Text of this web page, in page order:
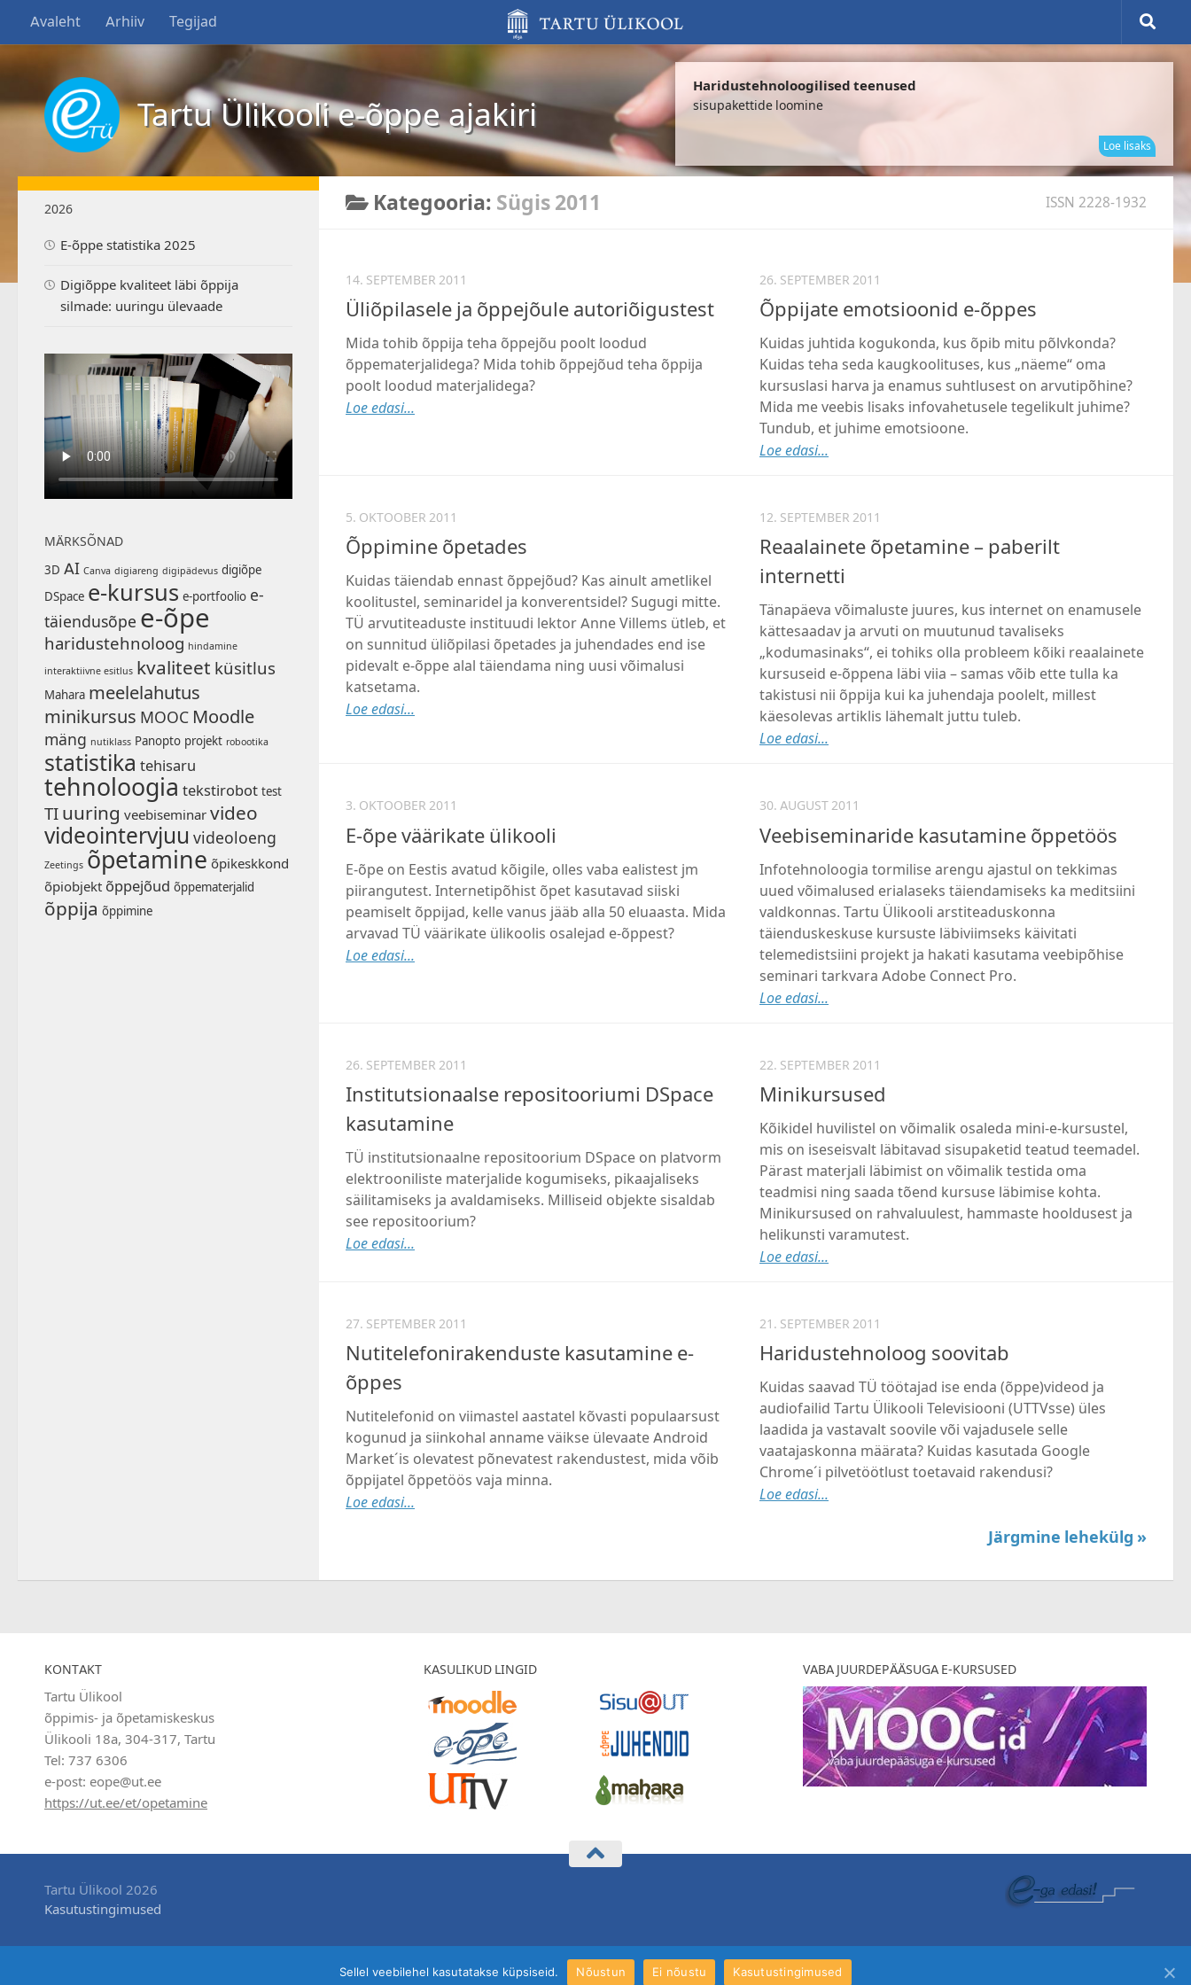
Avaleht Arhiiv Tegijad
Haridustehnoloogilised teenused
sisupakettide loomine
Loe lisaks
Tartu Ülikooli e-õppe ajakiri
ISSN 2228-1932
Kategooria: Sügis 2011
14. SEPTEMBER 2011
Üliõpilasele ja õppejõule autoriõigustest
Mida tohib õppija teha õppejõu poolt loodud
õppematerjalidega? Mida tohib õppejõud teha õppija
poolt loodud materjalidega?
Loe edasi...
26. SEPTEMBER 2011
Õppijate emotsioonid e-õppes
Kuidas juhtida kogukonda, kus õpib mitu põlvkonda?
Kuidas teha seda kaugkoolituses, kus „näeme“ oma
kursuslasi harva ja enamus suhtlusest on arvutipõhine?
Mida me veebis lisaks infovahetusele tegelikult juhime?
Tundub, et juhime emotsioone.
Loe edasi...
5. OKTOOBER 2011
Õppimine õpetades
Kuidas täiendab ennast õppejõud? Kas ainult ametlikel
koolitustel, seminaridel ja konverentsidel? Sugugi mitte.
TÜ arvutiteaduste instituudi lektor Anne Villems ütleb, et
on sunnitud üliõpilasi õpetades ja juhendades end ise
pidevalt e-õppe alal täiendama ning uusi võimalusi
katsetama.
Loe edasi...
12. SEPTEMBER 2011
Reaalainete õpetamine – paberilt
internetti
Tänapäeva võimaluste juures, kus internet on enamusele
kättesaadav ja arvuti on muutunud tavaliseks
„kodumasinaks“, ei tohiks olla probleem kõiki reaalainete
kursuseid e-õppena läbi viia – samas võib ette tulla ka
takistusi nii õppija kui ka juhendaja poolelt, millest
käesolevas artiklis lähemalt juttu tuleb.
Loe edasi...
3. OKTOOBER 2011
E-õpe väärikate ülikooli
E-õpe on Eestis avatud kõigile, olles vaba ealistest jm
piirangutest. Internetipõhist õpet kasutavad siiski
peamiselt õppijad, kelle vanus jääb alla 50 eluaasta. Mida
arvavad TÜ väärikate ülikoolis osalejad e-õppest?
Loe edasi...
30. AUGUST 2011
Veebiseminaride kasutamine õppetöös
Infotehnoloogia tormilise arengu ajastul on tekkimas
uued võimalused erialaseks täiendamiseks ka meditsiini
valdkonnas. Tartu Ülikooli arstiteaduskonna
täienduskeskuse kursuste läbiviimseks käivitati
telemedistsiini projekt ja hakati kasutama veebipõhise
seminari tarkvara Adobe Connect Pro.
Loe edasi...
26. SEPTEMBER 2011
Institutsionaalse repositooriumi DSpace
kasutamine
TÜ institutsionaalne repositoorium DSpace on platvorm
elektrooniliste materjalide kogumiseks, pikaajaliseks
säilitamiseks ja avaldamiseks. Milliseid objekte sisaldab
see repositoorium?
Loe edasi...
22. SEPTEMBER 2011
Minikursused
Kõikidel huvilistel on võimalik osaleda mini-e-kursustel,
mis on iseseisvalt läbitavad sisupaketid teatud teemadel.
Pärast materjali läbimist on võimalik testida oma
teadmisi ning saada tõend kursuse läbimise kohta.
Minikursused on rahvaluulest, hammaste hooldusest ja
helikunsti varamutest.
Loe edasi...
27. SEPTEMBER 2011
Nutitelefonirakenduste kasutamine e-
õppes
Nutitelefonid on viimastel aastatel kõvasti populaarsust
kogunud ja siinkohal anname väikse ülevaate Android
Market´is olevatest põnevatest rakendustest, mida võib
õppijatel õppetöös vaja minna.
Loe edasi...
21. SEPTEMBER 2011
Haridustehnoloog soovitab
Kuidas saavad TÜ töötajad ise enda (õppe)videod ja
audiofailid Tartu Ülikooli Televisiooni (UTTVsse) üles
laadida ja vastavalt soovile või vajadusele selle
vaatajaskonna määrata? Kuidas kasutada Google
Chrome´i pilvetöötlust toetavaid rakendusi?
Loe edasi...
Järgmine lehekülg »
2026
E-õppe statistika 2025
Digiõppe kvaliteet läbi õppija
silmade: uuringu ülevaade
MÄRKSÕNAD
3D AI Canva digiareng digipädevus digiõpe
DSpace e-kursus e-portfoolio e-
täiendusõpe e-õpe
haridustehnoloog hindamine
interaktiivne esitlus kvaliteet küsitlus
Mahara meelelahutus
minikursus MOOC Moodle
mäng nutiklass Panopto projekt robootika
statistika tehisaru
tehnoloogia tekstirobot test
TI uuring veebiseminar video
videointervjuu videoloeng
Zeetings õpetamine õpikeskkond
õpiobjekt õppejõud õppematerjalid
õppija õppimine
KONTAKT
Tartu Ülikool
õppimis- ja õpetamiskeskus
Ülikooli 18a, 304-317, Tartu
Tel: 737 6306
e-post: eope@ut.ee
https://ut.ee/et/opetamine
KASULIKUD LINGID VABA JUURDEPÄÄSUGA E-KURSUSED
Tartu Ülikool 2026
Kasutustingimused
Sellel veebilehel kasutatakse küpsiseid. Nõustun Ei nõustu Kasutustingimused